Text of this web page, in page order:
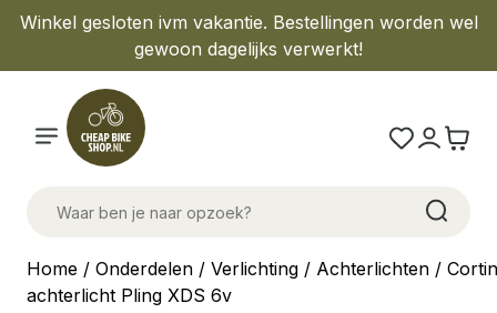
Winkel gesloten ivm vakantie. Bestellingen worden wel
gewoon dagelijks verwerkt!
Home / Onderdelen / Verlichting / Achterlichten /
achterlicht Pling XDS 6v